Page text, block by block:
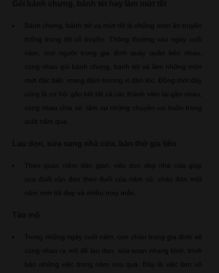
Bánh chưng, bánh tét và mứt tết là những món ăn truyền
thống trong tết cổ truyền. Thông thường vào ngày cuối
năm, mọi người trong gia đình quây quần bên nhau,
cùng nhau gói bánh chưng, bánh tét và làm những món
mứt đặc biệt, mang đậm hương vị dân tộc. Đồng thời đây
cũng là cơ hội gắn kết tất cả các thành viên lại gần nhau,
cùng nhau chia sẻ, tâm sự những chuyện vui buồn trong
suốt năm qua.
Theo quan niệm dân gian, việc dọn dẹp nhà cửa giúp
xua đuổi vận đen theo đuổi của năm cũ, chào đón một
năm mới tốt đẹp và nhiều may mắn.
Trong những ngày cuối năm, con cháu trong gia đình sẽ
cùng nhau ra mộ để lau dọn, sửa soạn nhang khói, trình
báo những việc trong năm vừa qua. Đây là việc làm vô